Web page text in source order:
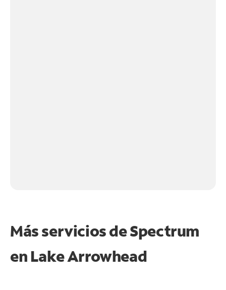
Más servicios de Spectrum
en Lake Arrowhead